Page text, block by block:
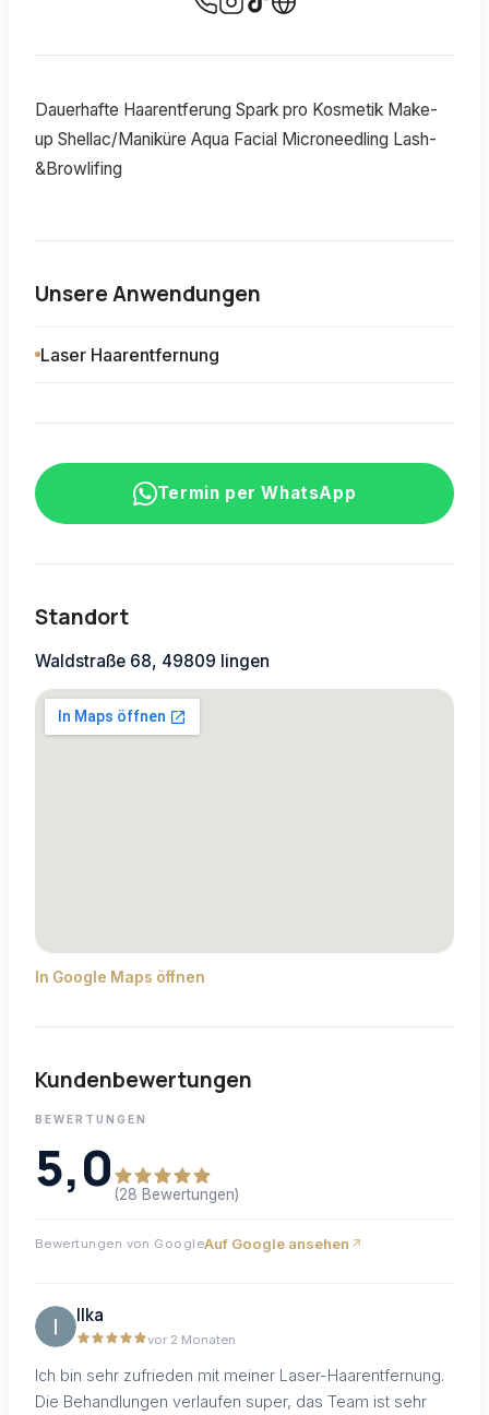
Dauerhafte Haarentferung Spark pro Kosmetik Make-
up Shellac/Maniküre Aqua Facial Microneedling Lash-
&Browlifing
Unsere Anwendungen
Laser Haarentfernung
Termin per WhatsApp
Standort
Waldstraße 68, 49809 lingen
In Google Maps öffnen
Kundenbewertungen
BEWERTUNGEN
5,0 (28 Bewertungen)
Bewertungen von GoogleAuf Google ansehen
Ilka
vor 2 Monaten
Ich bin sehr zufrieden mit meiner Laser-Haarentfernung.
Die Behandlungen verlaufen super, das Team ist sehr